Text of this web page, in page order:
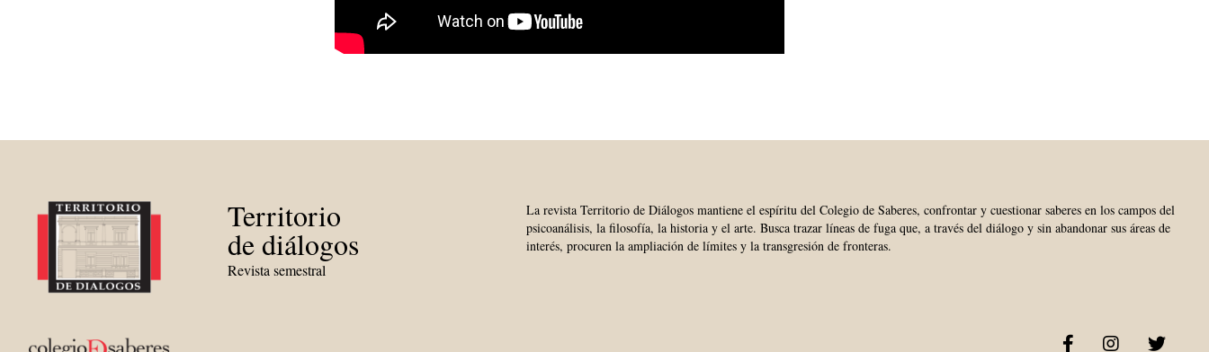
Territorio
de diálogos
Revista semestral
La revista Territorio de Diálogos mantiene el espíritu del Colegio de Saberes, confrontar y cuestionar saberes en los campos del
psicoanálisis, la filosofía, la historia y el arte. Busca trazar líneas de fuga que, a través del diálogo y sin abandonar sus áreas de
interés, procuren la ampliación de límites y la transgresión de fronteras.